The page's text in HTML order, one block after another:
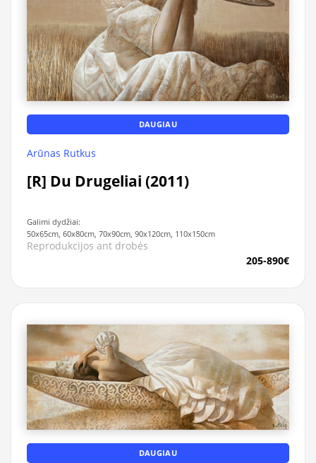
DAUGIAU
Arūnas Rutkus
[R] Du Drugeliai (2011)
Galimi dydžiai:
50x65cm, 60x80cm, 70x90cm, 90x120cm, 110x150cm
Reprodukcijos ant drobės
205-890€
DAUGIAU